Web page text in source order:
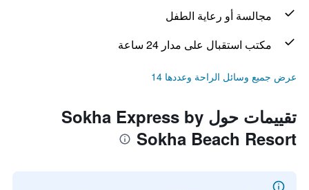
مجالسة أو رعاية الطفل
مكتب استقبال على مدار 24 ساعة
عرض جميع وسائل الراحة وعددها 14
تقييمات حول Sokha Express by
Sokha Beach Resort